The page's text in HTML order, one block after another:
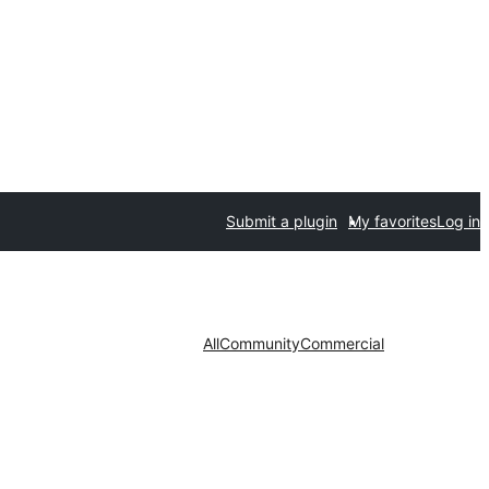
Submit a plugin My favoritesLog in
AllCommunityCommercial